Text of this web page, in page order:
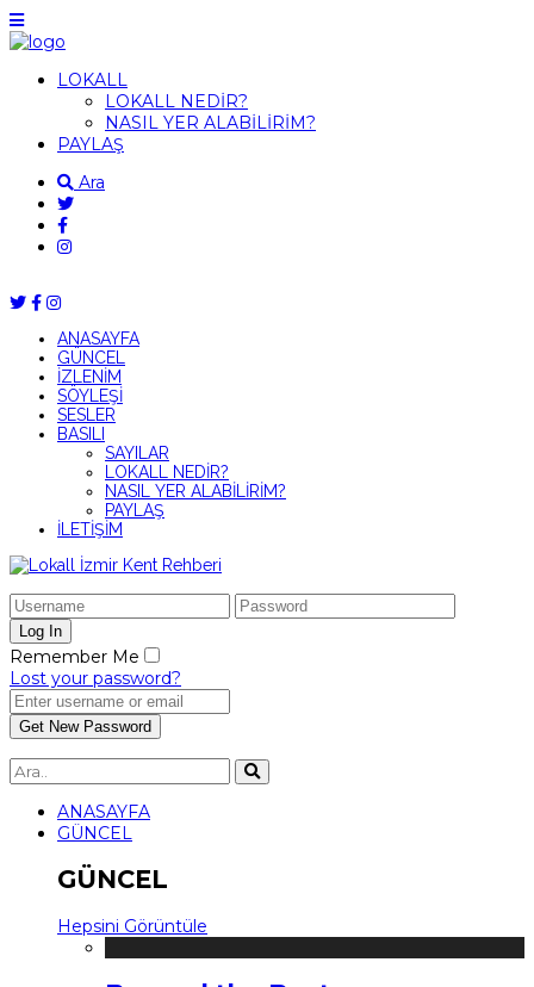
LOKALL
LOKALL NEDİR?
NASIL YER ALABİLİRİM?
PAYLAŞ
Ara
ANASAYFA
GÜNCEL
İZLENİM
SÖYLEŞİ
SESLER
BASILI
SAYILAR
LOKALL NEDİR?
NASIL YER ALABİLİRİM?
PAYLAŞ
İLETİŞİM
Remember Me
Lost your password?
ANASAYFA
GÜNCEL
GÜNCEL
Hepsini Görüntüle